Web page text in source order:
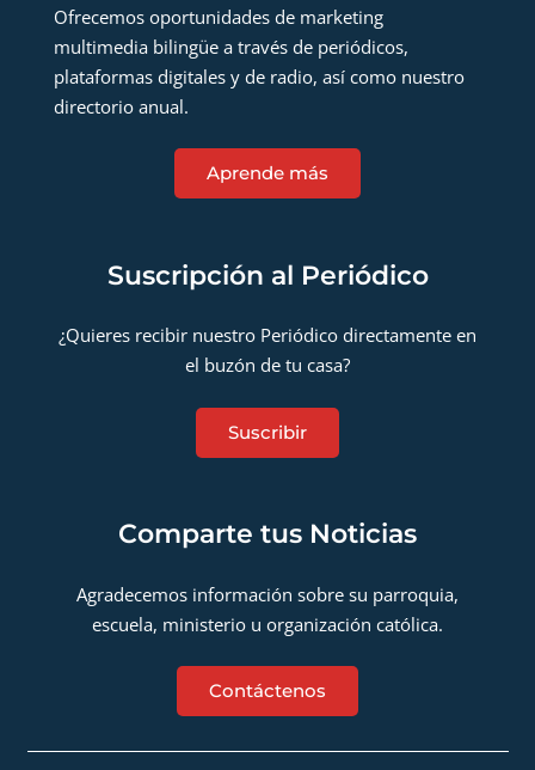
Ofrecemos oportunidades de marketing
multimedia bilingüe a través de periódicos,
plataformas digitales y de radio, así como nuestro
directorio anual.
Aprende más
Suscripción al Periódico
¿Quieres recibir nuestro Periódico directamente en
el buzón de tu casa?
Suscribir
Comparte tus Noticias
Agradecemos información sobre su parroquia,
escuela, ministerio u organización católica.
Contáctenos